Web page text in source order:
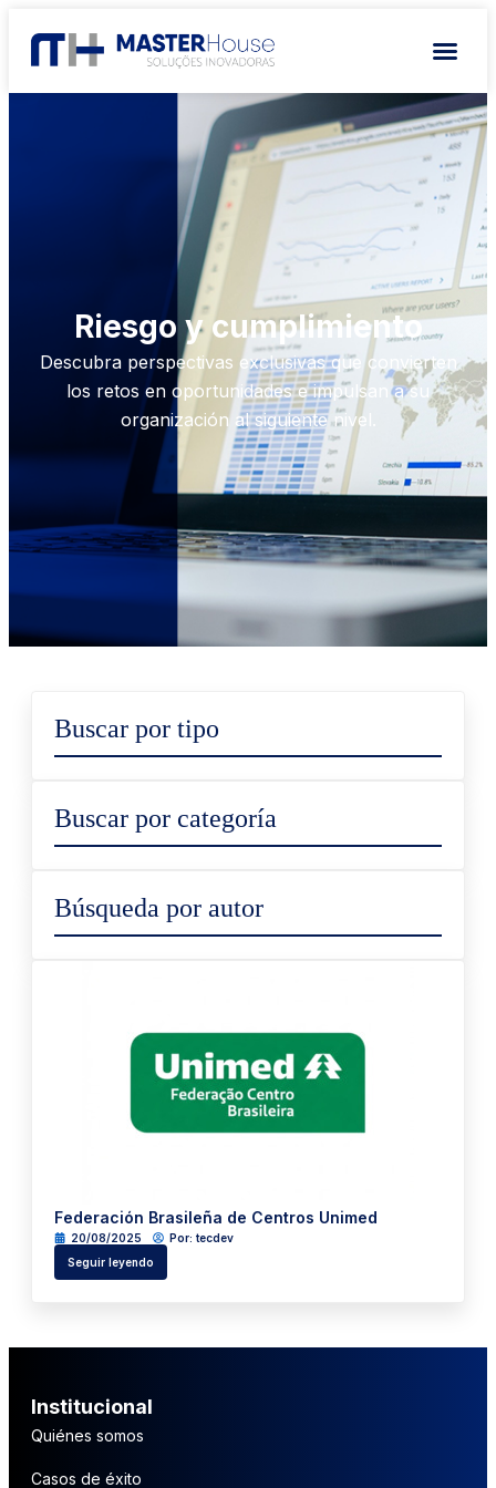
Riesgo y cumplimiento
Descubra perspectivas exclusivas que convierten
los retos en oportunidades e impulsan a su
organización al siguiente nivel.
Buscar por tipo
Buscar por categoría
Búsqueda por autor
Federación Brasileña de Centros Unimed
20/08/2025 Por: tecdev
Seguir leyendo
Institucional
Quiénes somos
Casos de éxito